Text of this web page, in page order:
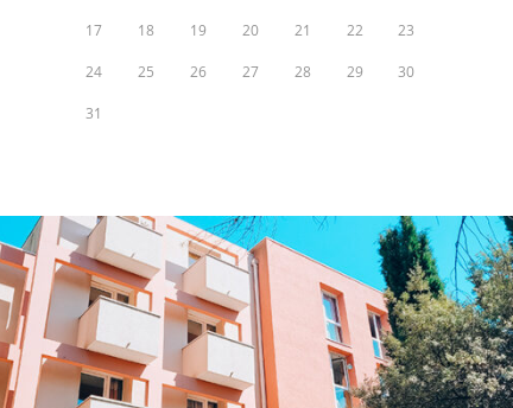
17 18 19 20 21 22 23
24 25 26 27 28 29 30
31